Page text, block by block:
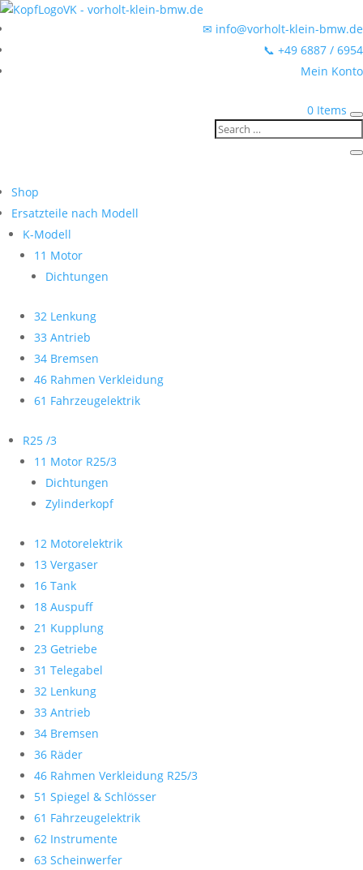
✉ info@vorholt-klein-bmw.de
📞 +49 6887 / 6954
Mein Konto
0 Items
Shop
Ersatzteile nach Modell
K-Modell
11 Motor
Dichtungen
32 Lenkung
33 Antrieb
34 Bremsen
46 Rahmen Verkleidung
61 Fahrzeugelektrik
R25 /3
11 Motor R25/3
Dichtungen
Zylinderkopf
12 Motorelektrik
13 Vergaser
16 Tank
18 Auspuff
21 Kupplung
23 Getriebe
31 Telegabel
32 Lenkung
33 Antrieb
34 Bremsen
36 Räder
46 Rahmen Verkleidung R25/3
51 Spiegel & Schlösser
61 Fahrzeugelektrik
62 Instrumente
63 Scheinwerfer